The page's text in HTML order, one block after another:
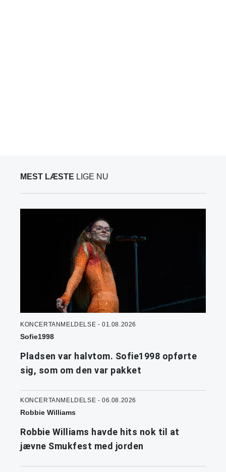
MEST LÆSTE LIGE NU
KONCERTANMELDELSE - 01.08.2026
Sofie1998
Pladsen var halvtom. Sofie1998 opførte
sig, som om den var pakket
KONCERTANMELDELSE - 06.08.2026
Robbie Williams
Robbie Williams havde hits nok til at
jævne Smukfest med jorden